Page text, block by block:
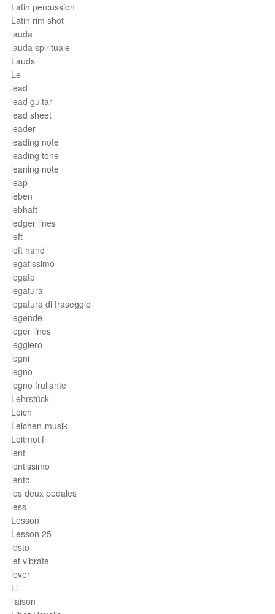
Latin percussion
Latin rim shot
lauda
lauda spirituale
Lauds
Le
lead
lead guitar
lead sheet
leader
leading note
leading tone
leaning note
leap
leben
lebhaft
ledger lines
left
left hand
legatissimo
legato
legatura
legatura di fraseggio
legende
leger lines
leggiero
legni
legno
legno frullante
Lehrstück
Leich
Leichen-musik
Leitmotif
lent
lentissimo
lento
les deux pedales
less
Lesson
Lesson 25
lesto
let vibrate
lever
Li
liaison